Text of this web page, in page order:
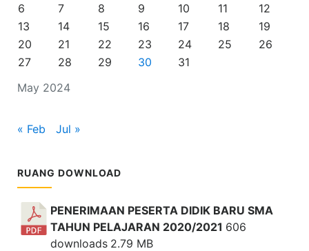
May 2024
6
7 8 9 10 11
12
13
14 15 16 17 18
19
20
21 22 23 24 25
26
27
28 29 30 31
« Feb Jul »
RUANG DOWNLOAD
PENERIMAAN PESERTA DIDIK BARU SMA
TAHUN PELAJARAN 2020/2021 606
downloads 2.79 MB